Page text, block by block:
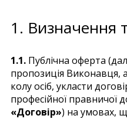
1. Визначення
1.1. Публічна оферта
пропозиція Виконавця,
колу осіб, укласти
професійної правничої
«Договір») на умовах,